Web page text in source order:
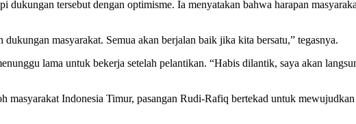
dukungan tersebut dengan optimisme. Ia menyatakan bahwa harapan
masyarakat. Semua akan berjalan baik jika kita bersatu,” tegasnya.
lama untuk bekerja setelah pelantikan. “Habis dilantik, saya akan
masyarakat Indonesia Timur, pasangan Rudi-Rafiq bertekad untuk